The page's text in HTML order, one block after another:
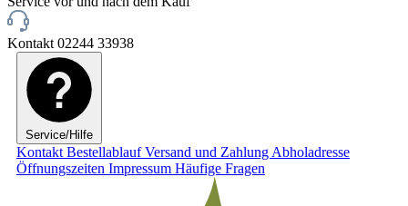
Kontakt 02244 33938
Service/Hilfe
Kontakt BestellablaufVersand und Zahlung Abholadresse
Öffnungszeiten Impressum Häufige Fragen